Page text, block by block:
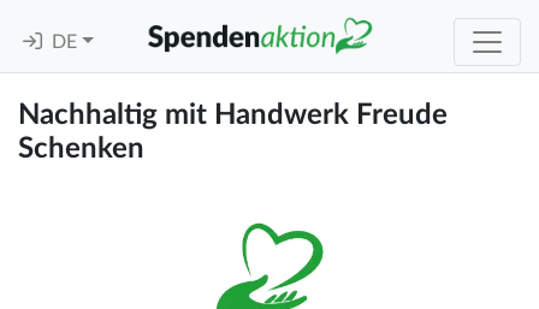
DE
Nachhaltig mit Handwerk Freude
Schenken